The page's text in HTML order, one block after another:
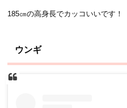
185㎝の高身長でカッコいいです！
ウンギ